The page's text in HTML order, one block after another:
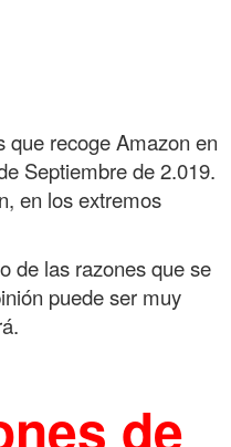
que recoge Amazon en
Septiembre de 2.019.
en los extremos
de las razones que se
puede ser muy
de